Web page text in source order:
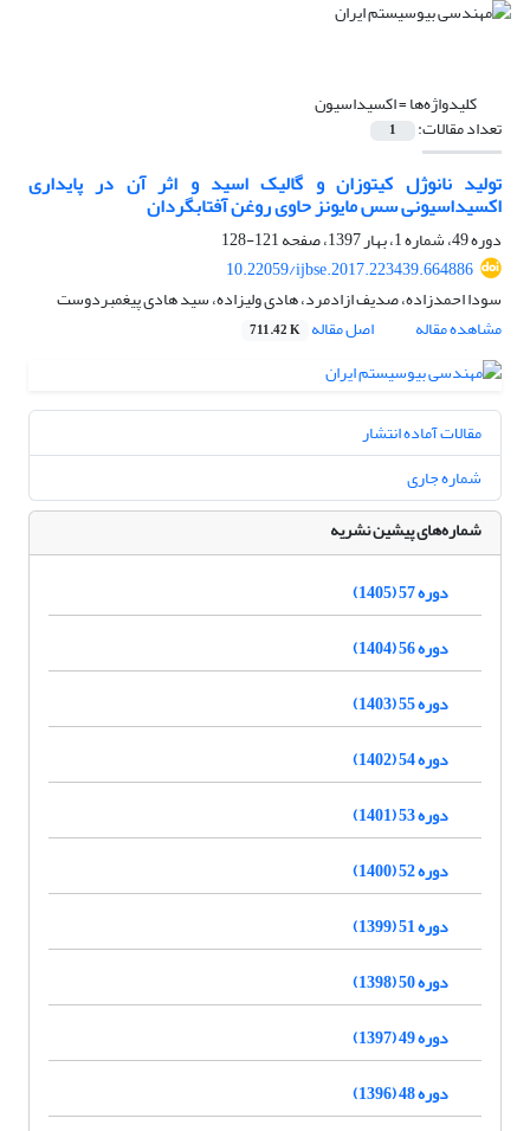
کلیدواژه‌ها =اکسیداسیون
تعداد مقالات: 1
تولید نانوژل کیتوزان و گالیک اسید و اثر آن در پایداری
اکسیداسیونی سس مایونز حاوی روغن آفتابگردان
دوره 49، شماره 1، بهار 1397، صفحه
121-128
10.22059/ijbse.2017.223439.664886
سودا احمدزاده، صدیف ازادمرد، هادی ولیزاده، سید هادی پیغمبردوست
مشاهده مقاله
اصل مقاله 711.42 K
مقالات آماده انتشار
شماره جاری
شماره‌های پیشین نشریه
دوره 57 (1405)
دوره 56 (1404)
دوره 55 (1403)
دوره 54 (1402)
دوره 53 (1401)
دوره 52 (1400)
دوره 51 (1399)
دوره 50 (1398)
دوره 49 (1397)
دوره 48 (1396)